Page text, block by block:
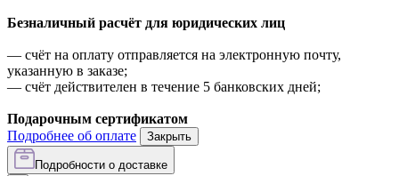
Безналичный расчёт для юридических лиц
— счёт на оплату отправляется на электронную почту,
указанную в заказе;
— счёт действителен в течение 5 банковских дней;
Подарочным сертификатом
Подробнее об оплате
Закрыть
Подробности о доставке